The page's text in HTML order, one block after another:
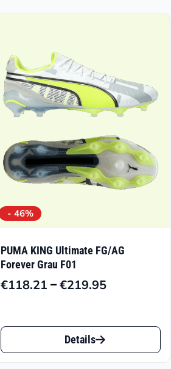
- 46%
PUMA KING Ultimate FG/AG
Forever Grau F01
€118.21 –€219.95Preisspanne:
bis
Dieses
Produkt
Details